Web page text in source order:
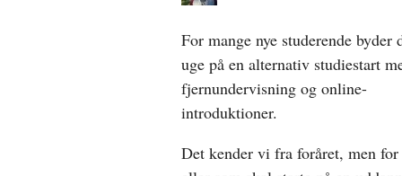
For mange nye studerende byder
uge på en alternativ studiestart
fjernundervisning og online-
introduktioner.
Det kender vi fra foråret, men